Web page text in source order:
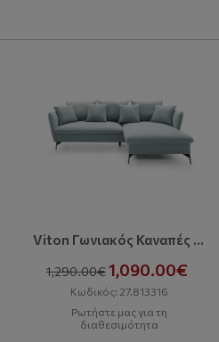
Viton Γωνιακός Καναπές Με Κρεβάτι Και Αποθηκευτικό Χώρο
1,290.00€1,090.00€
Κωδικός: 27.813316
Ρωτήστε μας για τη
διαθεσιμότητα